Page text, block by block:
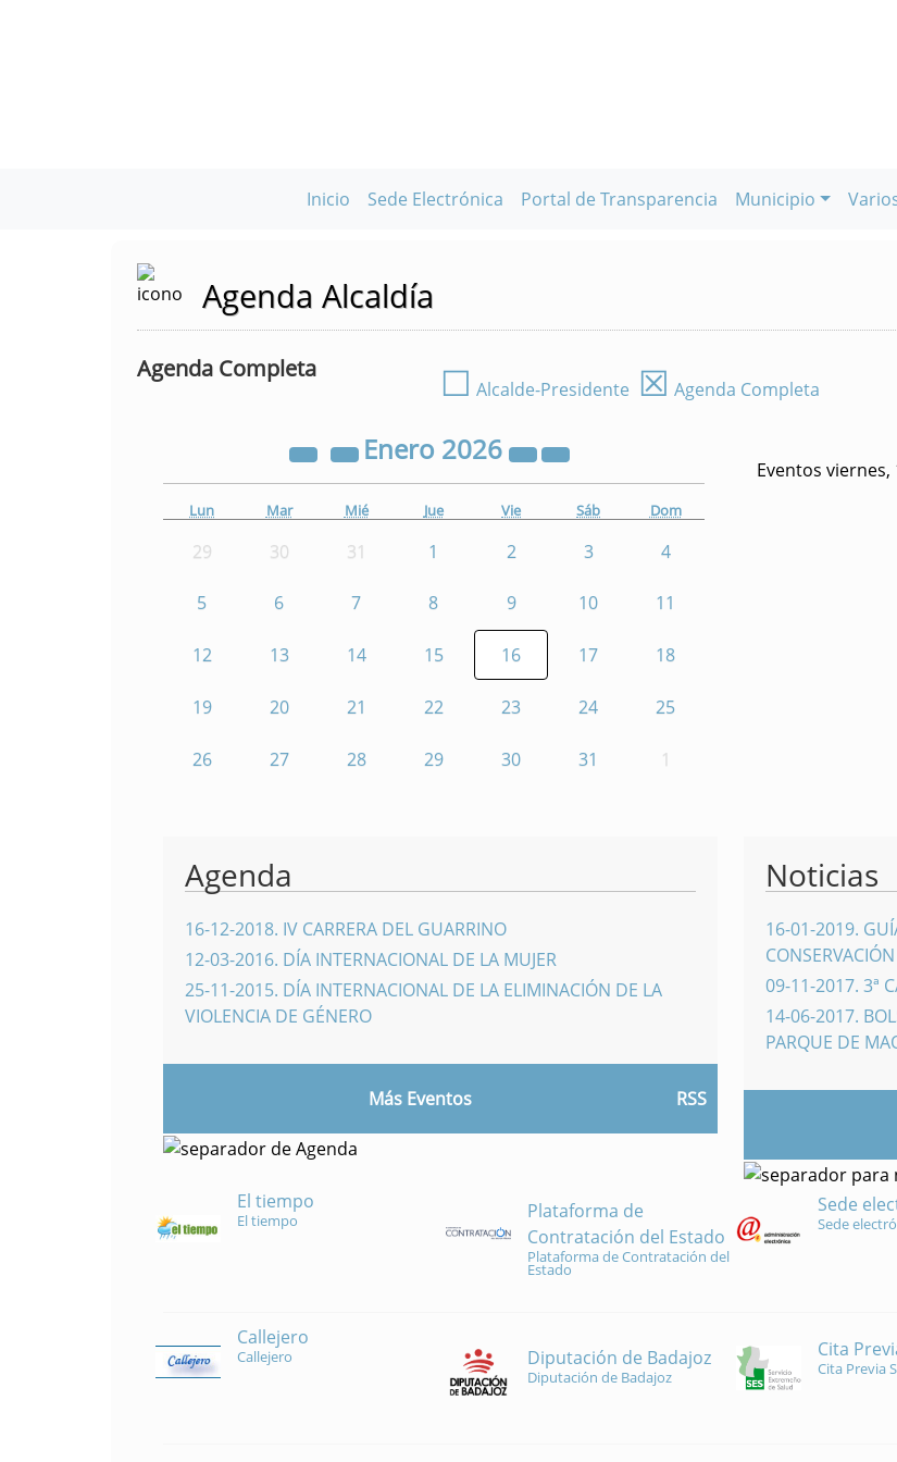
Inicio Sede Electrónica Portal de Transparencia Municipio
Agenda Alcaldía
Agenda Completa ☐ Alcalde-Presidente ☒ Agenda Completa
Enero 2026
Lun Mar Mié Jue Vie Sáb Dom
29 30 31 1 2 3 4
5 6 7 8 9 10 11
12 13 14 15 16 17 18
19 20 21 22 23 24 25
26 27 28 29 30 31 1
Eventos
Agenda
16-12-2018. IV CARRERA DEL GUARRINO
12-03-2016. DÍA INTERNACIONAL DE LA MUJER
25-11-2015. DÍA INTERNACIONAL DE LA ELIMINACIÓN DE LA
VIOLENCIA DE GÉNERO
Más Eventos RSS
Noticias
16-01-2019.
09-11-2017. 3ª
14-06-2017.
PARQUE DE
El tiempo
El tiempo
Plataforma de
Contratación del Estado
Plataforma de Contratación del
Estado
Sede
Sede
Callejero
Callejero Diputación de Badajoz
Diputación de Badajoz
Cita
Cita Previa